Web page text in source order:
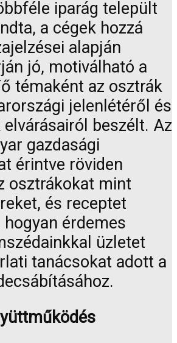
iparág települt
a cégek hozzá
alapján
jó, motiválható a
témaként az osztrák
jelenlétéről és
beszélt. Az
gazdasági
érintve röviden
osztrákokat mint
és receptet
érdemes
üzletet
tanácsokat adott a